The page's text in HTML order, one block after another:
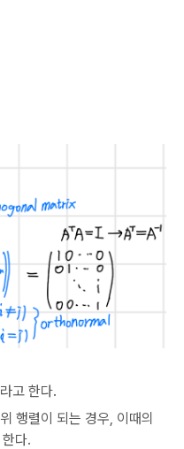
고 한다.
행렬이 되는 경우, 이때의
다.